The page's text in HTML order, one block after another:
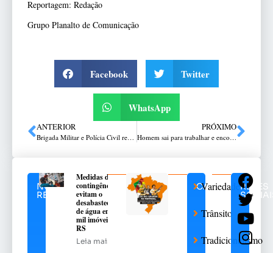
Reportagem: Redação
Grupo Planalto de Comunicação
Facebook Twitter
WhatsApp
ANTERIOR
Brigada Militar e Polícia Civil realizam segunda edição da Operação Pampa em Mato Castelhano
PRÓXIMO
Homem sai para trabalhar e encontra corpo esquartejado dentro de sacola
NOTÍCIAS
RELACIONADAS
Medidas de
contingência
evitam o
desabastecimento
de água em 376
mil imóveis no
RS
Leia mais
CATEGORIAS
Variedades
Trânsito
Tradicionalismo
REDES